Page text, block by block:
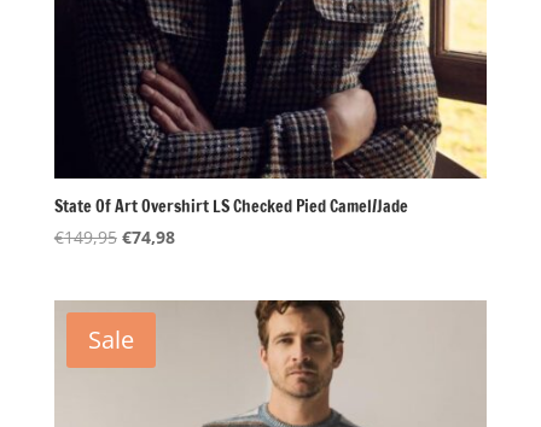
State Of Art Overshirt LS Checked Pied Camel/Jade
€149,95 Oorspronkelijke
€149,95.
€74,98Huidige
Sale